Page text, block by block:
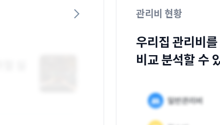
관리비 현황
우리집 관리비
비교 분석할 수